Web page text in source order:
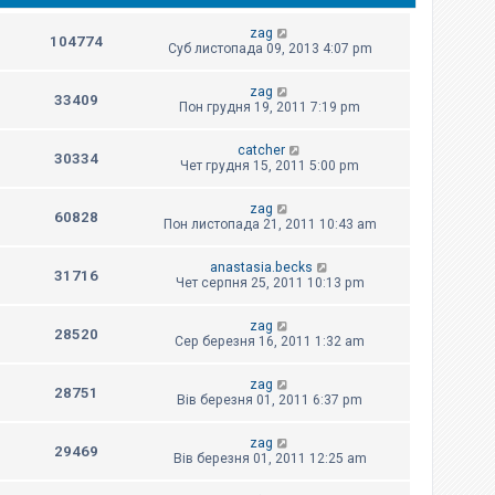
104774
zag
Суб листопада 09, 2013 4:07 pm
33409
zag
Пон грудня 19, 2011 7:19 pm
30334
catcher
Чет грудня 15, 2011 5:00 pm
60828
zag
Пон листопада 21, 2011 10:43 am
31716
anastasia.becks
Чет серпня 25, 2011 10:13 pm
28520
zag
Сер березня 16, 2011 1:32 am
28751
zag
Вів березня 01, 2011 6:37 pm
29469
zag
Вів березня 01, 2011 12:25 am